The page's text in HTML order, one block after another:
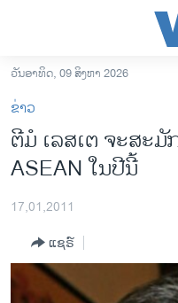
ເຂົ້າ
ຫາ
ຂ້າມ
ຂ້າມ
ຂ້າມ
ຫາ
ລາວ
ອາເມຣິກາ
ຂ່າວ​ຈີນ
ໂລກ
ເອເຊຍ
ວັນອາທິດ, 09 ສິງຫາ 2026
ຂ່າວ
ຕີ​ມໍ ​ເລ​ສ​ເຕ ຈະສະ
ASEAN ໃນປີນີ້
17,01,2011
ແຊຣ໌